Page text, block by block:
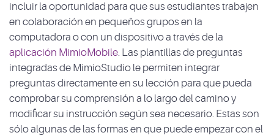
incluir la oportunidad para que sus estudiantes trabajen
en colaboración en pequeños grupos en la
computadora o con un dispositivo a través de la
aplicación MimioMobile. Las plantillas de preguntas
integradas de MimioStudio le permiten integrar
preguntas directamente en su lección para que pueda
comprobar su comprensión a lo largo del camino y
modificar su instrucción según sea necesario. Estas son
sólo algunas de las formas en que puede empezar con el